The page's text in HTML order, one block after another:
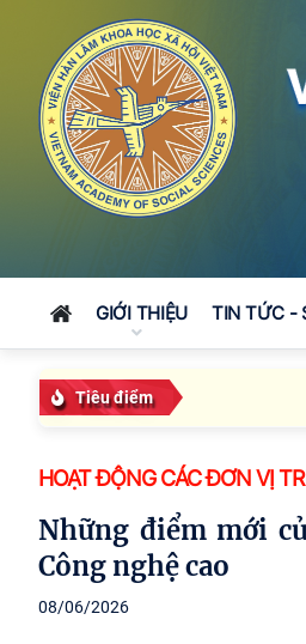
GIỚI THIỆU TIN TỨC -
Tiêu điểm
HOẠT ĐỘNG CÁC ĐƠN VỊ
Những điểm mới của Luật số 133/2025/QH5 ngày 10/12/2025 của Quốc hội: Luật
Công nghệ cao
08/06/2026